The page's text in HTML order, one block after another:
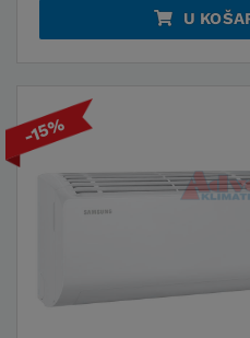
U
-15%